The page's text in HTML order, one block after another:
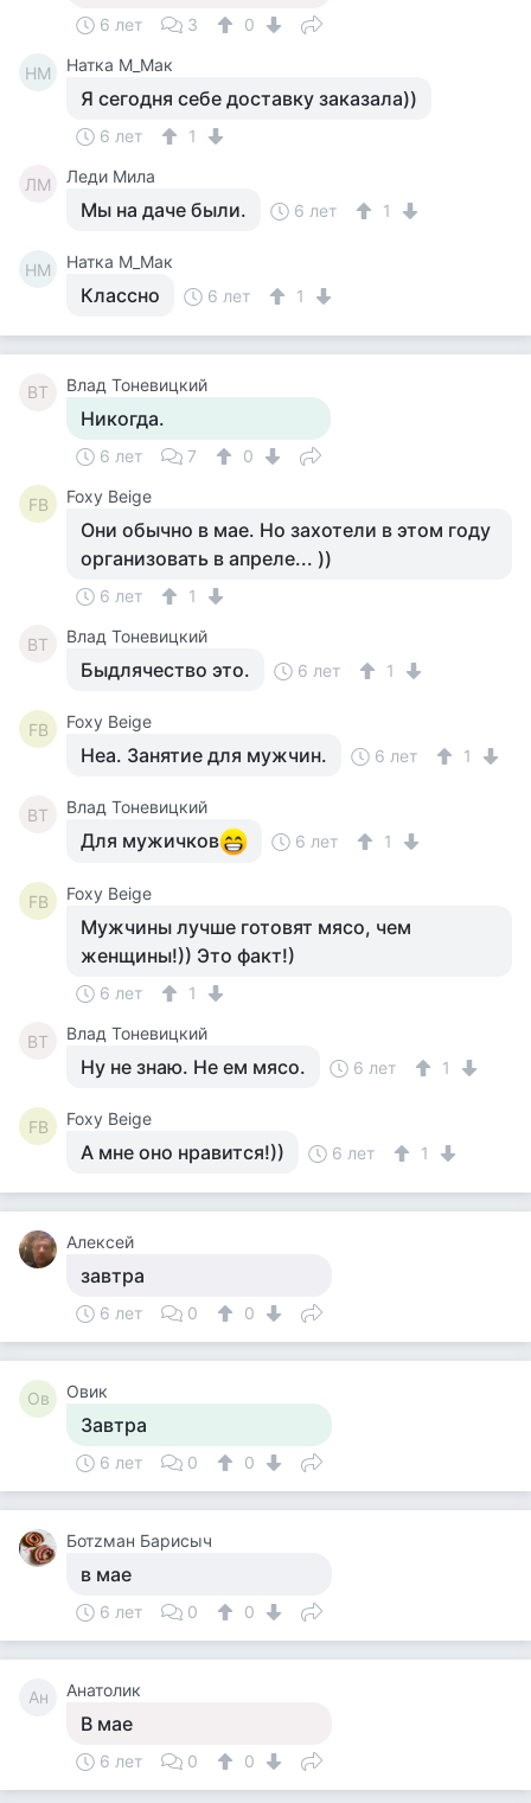
6 лет 3 0
НМ Натка М_Мак
Я сегодня себе доставку заказала))
6 лет 1
ЛМ Леди Мила
Мы на даче были. 6 лет 1
НМ Натка М_Мак
Классно 6 лет 1
ВТ Влад Тоневицкий
Никогда.
6 лет 7 0
FB Foxy Beige
Они обычно в мае. Но захотели в этом году
организовать в апреле... ))
6 лет 1
ВТ Влад Тоневицкий
Быдлячество это. 6 лет 1
FB Foxy Beige
Неа. Занятие для мужчин. 6 лет 1
ВТ Влад Тоневицкий
Для мужичков 6 лет 1
FB Foxy Beige
Мужчины лучше готовят мясо, чем
женщины!)) Это факт!)
6 лет 1
ВТ Влад Тоневицкий
Ну не знаю. Не ем мясо. 6 лет 1
FB Foxy Beige
А мне оно нравится!)) 6 лет 1
Алексей
завтра
6 лет 0 0
Ов Овик
Завтра
6 лет 0 0
Ботzман Барисыч
в мае
6 лет 0 0
Ан Анатолик
В мае
6 лет 0 0